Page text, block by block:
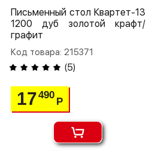
Письменный стол Квартет-13
1200 дуб золотой крафт/
графит
Код товара: 215371
(5)
17490
Р